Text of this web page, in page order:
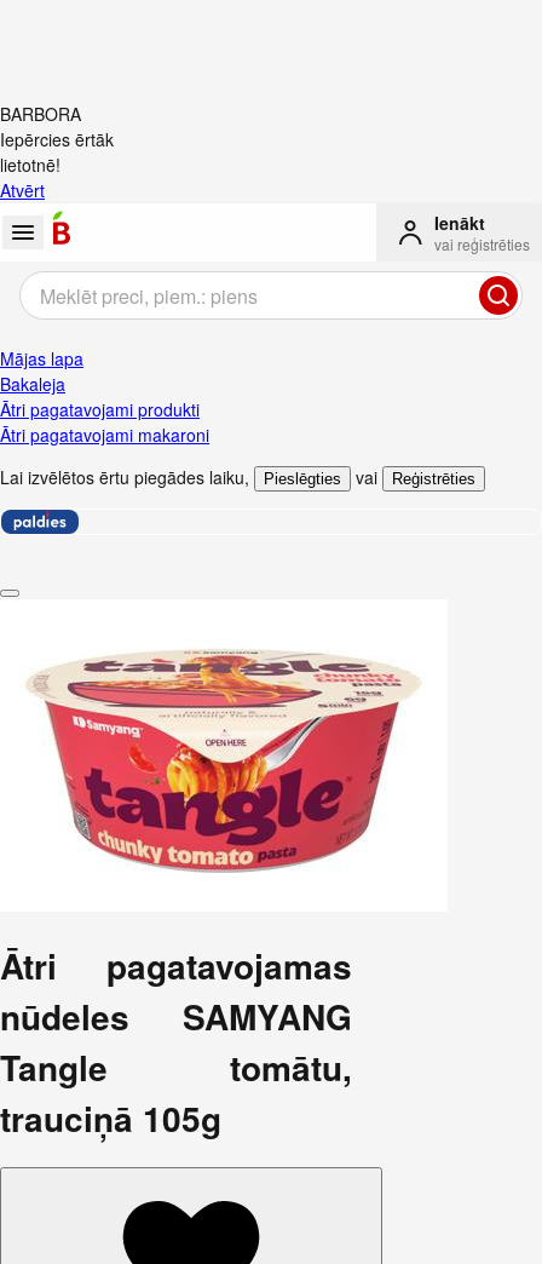
BARBORA
Iepērcies ērtāk
lietotnē!
Atvērt
Ienākt
vai reģistrēties
Mājas lapa
Bakaleja
Ātri pagatavojami produkti
Ātri pagatavojami makaroni
Lai izvēlētos ērtu piegādes laiku, Pieslēgties vai Reģistrēties
Ātri pagatavojamas
nūdeles SAMYANG
Tangle tomātu,
trauciņā 105g